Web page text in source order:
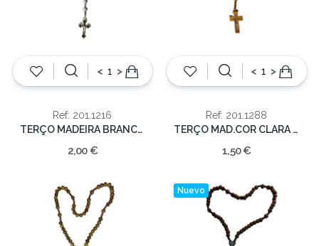
< >
Ref: 201.1216
TERÇO MADEIRA BRANCO 5mm/32cm
2,00 €
< >
Ref: 201.1288
TERÇO MAD.COR CLARA 3mm/24cm
1,50 €
Nuevo